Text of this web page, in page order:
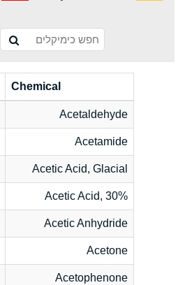
Chemical
Acetaldehyde
Acetamide
Acetic Acid, Glacial
Acetic Acid, 30%
Acetic Anhydride
Acetone
Acetophenone